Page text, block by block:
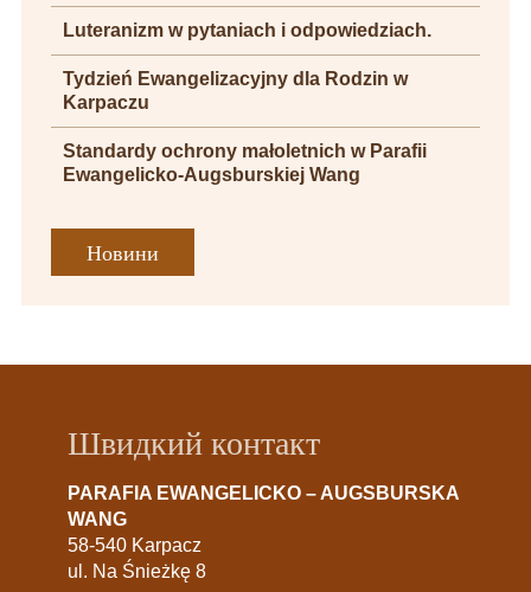
Luteranizm w pytaniach i odpowiedziach.
Tydzień Ewangelizacyjny dla Rodzin w
Karpaczu
Standardy ochrony małoletnich w Parafii
Ewangelicko-Augsburskiej Wang
Новини
Швидкий контакт
PARAFIA EWANGELICKO – AUGSBURSKA
WANG
58-540 Karpacz
ul. Na Śnieżkę 8